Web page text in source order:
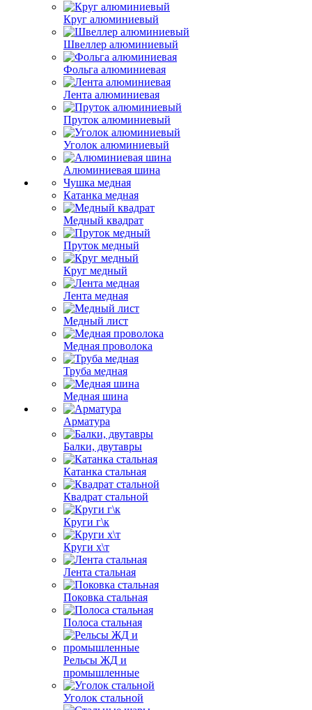
Круг алюминиевый
Швеллер алюминиевый
Фольга алюминиевая
Лента алюминиевая
Пруток алюминиевый
Уголок алюминиевый
Алюминиевая шина
Чушка медная
Катанка медная
Медный квадрат
Пруток медный
Круг медный
Лента медная
Медный лист
Медная проволока
Труба медная
Медная шина
Арматура
Балки, двутавры
Катанка стальная
Квадрат стальной
Круги г\к
Круги х\т
Лента стальная
Поковка стальная
Полоса стальная
Рельсы ЖД и
промышленные
Уголок стальной